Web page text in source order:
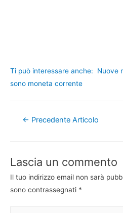
Ti può interessare anche:
Nuove
sono moneta corrente
Navigazione
← Precedente Articolo
Lascia un commento
Il tuo indirizzo email non sarà
sono contrassegnati *